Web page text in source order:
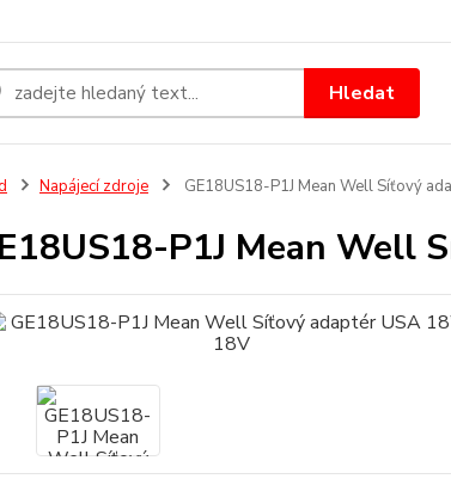
Hledat
Napájecí zdroje GE18US18-P1J Mean Well Síťový
P1J Mean Well